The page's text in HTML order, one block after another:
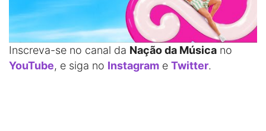
Inscreva-se no canal da Nação da Música no
YouTube, e siga no Instagram e Twitter.